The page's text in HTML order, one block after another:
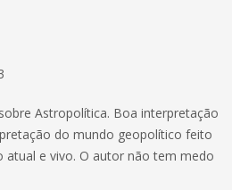
Astropolítica. Boa interpretação
do mundo geopolítico feito
atual e vivo. O autor não tem medo